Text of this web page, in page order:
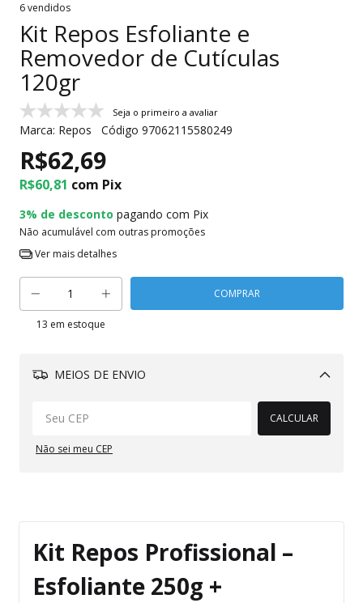
6 vendidos
Kit Repos Esfoliante e
Removedor de Cutículas
120gr
Seja o primeiro a avaliar
Marca: Repos Código 97062115580249
R$62,69
R$60,81 com Pix
3% de desconto pagando com Pix
Não acumulável com outras promoções
Ver mais detalhes
13 em estoque
MEIOS DE ENVIO
Alterar CEP
CALCULAR
Não sei meu CEP
Kit Repos Profissional –
Esfoliante 250g +